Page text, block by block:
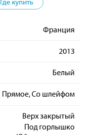
Франция
2013
Белый
Прямое, Со шлейфом
Верх закрытый
Под горлышко